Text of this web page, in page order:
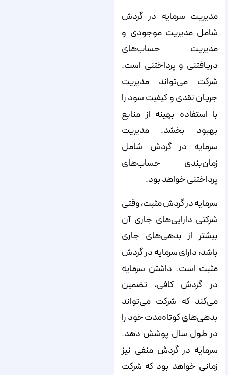
مدیریت سرمایه در گردش
شامل مدیریت موجودی و
مدیریت حساب‌های
دریافتنی و پرداختنی است.
شرکت می‌تواند مدیریت
جریان نقدی و کیفیت سود را
با استفاده بهینه از منابع
بهبود بخشد. مدیریت
سرمایه در گردش شامل
زمان‌بندی حساب‌های
پرداختنی خواهد بود.
سرمایه در گردش مثبت، وقتی
شرکتی دارایی‌های جاری آن
بیشتر از بدهی‌های جاری
باشد، دارای سرمایه در گردش
مثبت است. داشتن سرمایه
در گردش کافی، تضمین
می‌کند که شرکت می‌تواند
بدهی‌های کوتاه‌مدت خود را
در طول سال پوشش دهد.
سرمایه در گردش منفی نیز
زمانی خواهد بود که شرکت